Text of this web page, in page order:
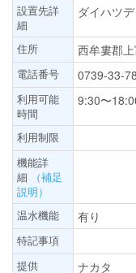
設置先詳
細
ダイハツ
住所 西牟婁郡
電話番号 0739-33-
利用可能
時間
9:30〜
利用制限
機能詳
細
（補足
説明）
温水機能
有り
特記事項
提供
ナカタ